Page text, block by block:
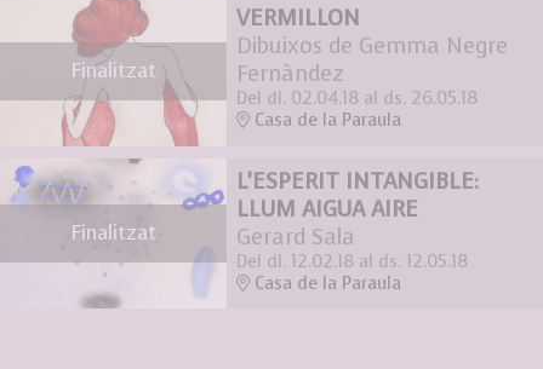
Finalitzat
VERMILLON
Dibuixos de Gemma Negre
Fernàndez
Del dl. 02.04.18 al ds. 26.05.18
Casa de la Paraula
Finalitzat
L’ESPERIT INTANGIBLE:
LLUM AIGUA AIRE
Gerard Sala
Del dl. 12.02.18 al ds. 12.05.18
Casa de la Paraula